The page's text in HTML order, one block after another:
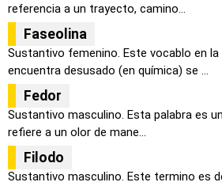
referencia a un trayecto, camino...
Faseolina
Sustantivo femenino. Este vocablo en la
encuentra desusado (en química) se ...
Fedor
Sustantivo masculino. Esta palabra es
refiere a un olor de mane...
Filodo
Sustantivo masculino. Este termino es